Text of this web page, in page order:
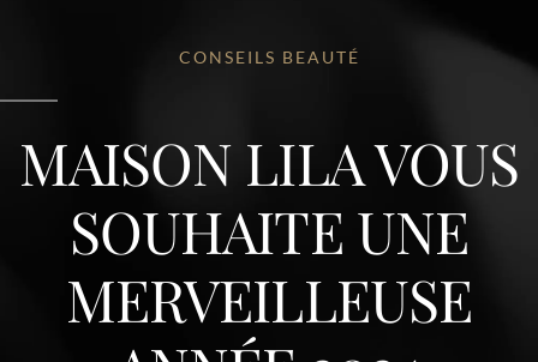
CONSEILS BEAUTÉ
MAISON LILA VOUS
SOUHAITE UNE
MERVEILLEUSE